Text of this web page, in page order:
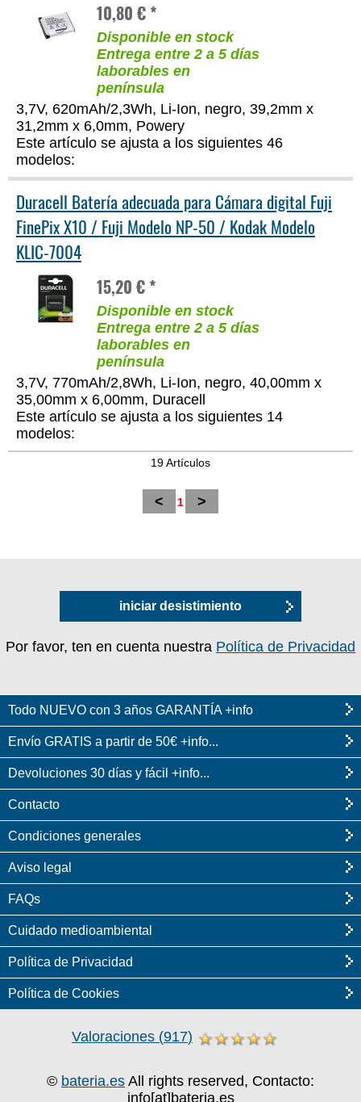
10,80 € *
Disponible en stock
Entrega entre 2 a 5 días
laborables en
península
3,7V, 620mAh/2,3Wh, Li-Ion, negro, 39,2mm x
31,2mm x 6,0mm, Powery
Este artículo se ajusta a los siguientes 46
modelos:
Duracell Batería adecuada para Cámara digital Fuji
FinePix X10 / Fuji Modelo NP-50 / Kodak Modelo
KLIC-7004
15,20 € *
Disponible en stock
Entrega entre 2 a 5 días
laborables en
península
3,7V, 770mAh/2,8Wh, Li-Ion, negro, 40,00mm x
35,00mm x 6,00mm, Duracell
Este artículo se ajusta a los siguientes 14
modelos:
19 Artículos
< 1 >
iniciar desistimiento
Por favor, ten en cuenta nuestra Política de Privacidad
Todo NUEVO con 3 años GARANTÍA +info
Envío GRATIS a partir de 50€ +info...
Devoluciones 30 días y fácil +info...
Contacto
Condiciones generales
Aviso legal
FAQs
Cuidado medioambiental
Política de Privacidad
Política de Cookies
Valoraciones (917)
© bateria.es All rights reserved, Contacto:
info[at]bateria.es